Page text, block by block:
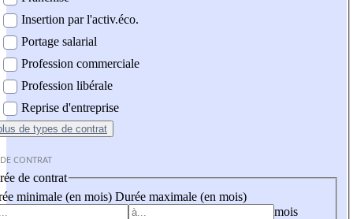
Insertion par l'activ.éco.
Portage salarial
Profession commerciale
Profession libérale
Reprise d'entreprise
de types de contrat
CONTRAT
de contrat
minimale (en mois) Durée maximale (en mois)
mois